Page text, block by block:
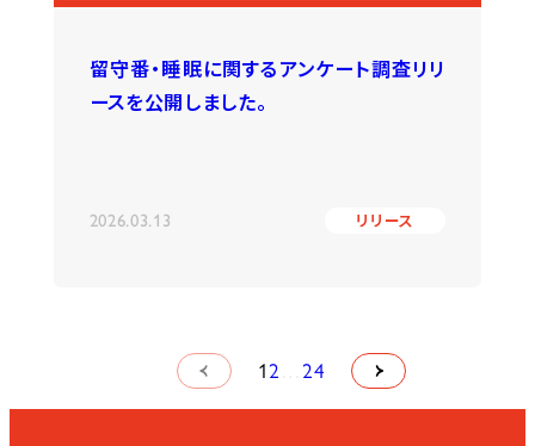
留守番・睡眠に関するアンケート調査リリ
ースを公開しました。
2026.03.13 リリース
1 2 … 24